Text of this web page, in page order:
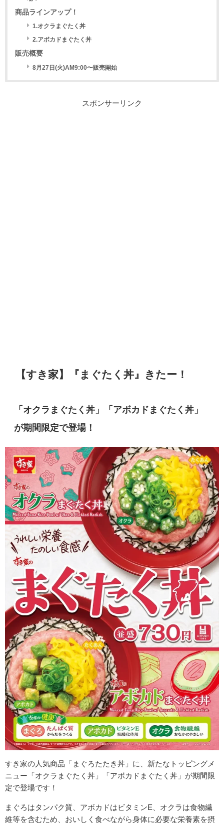
商品ラインアップ！
1.オクラまぐたく丼
2.アボカドまぐたく丼
販売概要
8月27日(火)AM9:00〜販売開始
スポンサーリンク
【すき家】『まぐたく丼』きたー！
「オクラまぐたく丼」「アボカドまぐたく丼」
が期間限定で登場！
すき家の人気商品「まぐろたたき丼」に、新たなトッピングメ
ニュー「オクラまぐたく丼」「アボカドまぐたく丼」が期間限
定で登場です！
まぐろはタンパク質、アボカドはビタミンE、オクラは食物繊
維等を含むため、おいしく食べながら身体に必要な栄養素を摂